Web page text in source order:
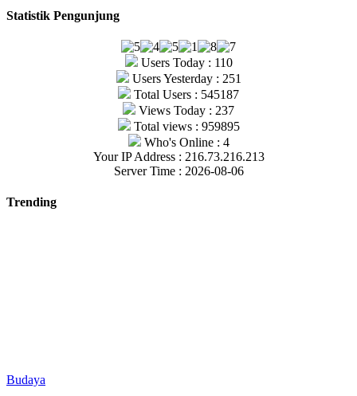
Statistik Pengunjung
Users Today : 110
Users Yesterday : 251
Total Users : 545187
Views Today : 237
Total views : 959895
Who's Online : 4
Your IP Address : 216.73.216.213
Server Time : 2026-08-06
Trending
Budaya